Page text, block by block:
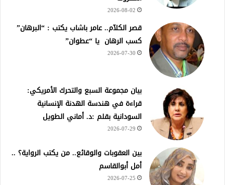
2026-08-02
قصر الكلآم.. عامر باشاب يكتب : “البرهان”
كسب الرهان يا “عطوان”
2026-07-30
بيان مجموعة السبع والتحرك الأمريكي:
قراءة في هندسة الهدنة الإنسانية
السودانية بقلم :د. أماني الطويل
2026-07-29
بين العقوبات والوقائع.. من يكتب الرواية؟ ..
أمل أبوالقاسم
2026-07-25